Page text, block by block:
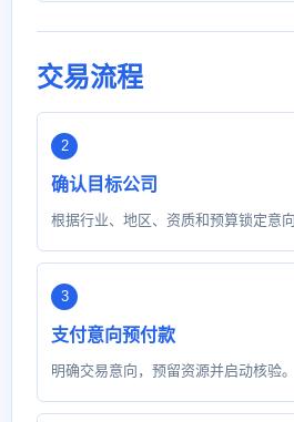
交易流程
确认目标公司
根据行业、地区、资质和预算锁定意向
支付意向预付款
明确交易意向，预留资源并启动核验。